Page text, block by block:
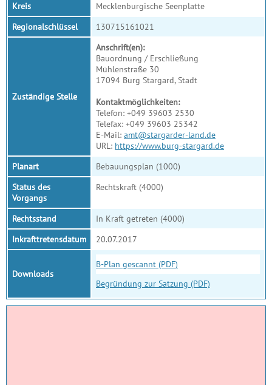
Kreis
Mecklenburgische Seenplatte
Regionalschlüssel
130715161021
Zuständige Stelle
Anschrift(en):
Bauordnung / Erschließung
Mühlenstraße 30
17094 Burg Stargard, Stadt
Kontaktmöglichkeiten:
Telefon: +049 39603 2530
Telefax: +049 39603 25342
E-Mail: amt@stargarder-land.de
URL: https://www.burg-stargard.de
Planart
Bebauungsplan (1000)
Status des
Vorgangs
Rechtskraft (4000)
Rechtsstand
In Kraft getreten (4000)
Inkrafttretensdatum
20.07.2017
Downloads
B-Plan gescannt (PDF)
Begründung zur Satzung (PDF)